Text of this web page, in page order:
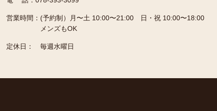
営業時間： (予約制）月〜土 10:00〜21:00 日・祝 10:00〜18:00
メンズもOK
定休日： 毎週水曜日